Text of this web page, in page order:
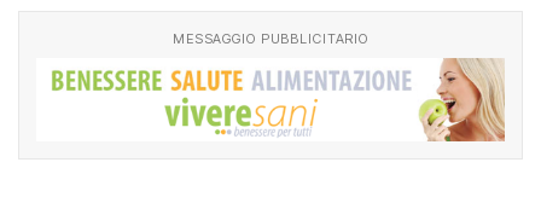
MESSAGGIO PUBBLICITARIO